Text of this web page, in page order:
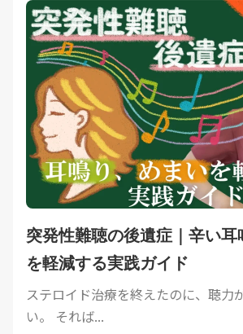
突発性難聴の後遺症｜辛い耳
を軽減する実践ガイド
ステロイド治療を終えたのに、聴力
い。 それば...